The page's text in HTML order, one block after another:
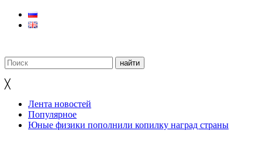
╳
Лента новостей
Популярное
Юные физики пополнили копилку наград страны